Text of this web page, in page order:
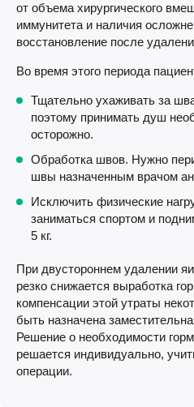
от объема хирургического
иммунитета и наличия
восстановление после
Во время этого периода
Тщательно ухаживать за
поэтому принимать душ
осторожно.
Обработка швов. Нужно
швы назначенным врачом
Исключить физические
заниматься спортом и
5 кг.
При двустороннем удалении
резко снижается выработка
компенсации этой утраты
быть назначена
Решение о необходимости
решается индивидуально,
операции.